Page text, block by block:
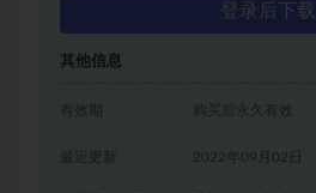
登录后下载
其他信息
有效期 购买后永久有效
2022年09月02日